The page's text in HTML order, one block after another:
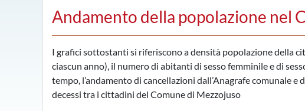
Andamento della popolazione nel
I grafici sottostanti si riferiscono a densità popolazione della
ciascun anno), il numero di abitanti di sesso femminile e di
tempo, l’andamento di cancellazioni dall’Anagrafe comunale
decessi tra i cittadini del Comune di Mezzojuso